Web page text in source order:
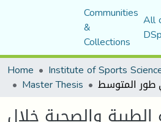
Communities
&
Collections
All
Home
Master Thesis